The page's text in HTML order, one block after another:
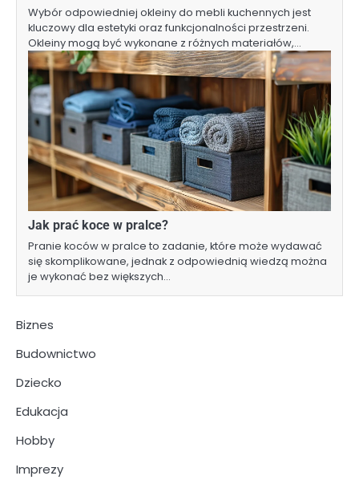
Wybór odpowiedniej okleiny do mebli kuchennych jest
kluczowy dla estetyki oraz funkcjonalności przestrzeni.
Okleiny mogą być wykonane z różnych materiałów,…
Jak prać koce w pralce?
Pranie koców w pralce to zadanie, które może wydawać
się skomplikowane, jednak z odpowiednią wiedzą można
je wykonać bez większych…
Biznes
Budownictwo
Dziecko
Edukacja
Hobby
Imprezy